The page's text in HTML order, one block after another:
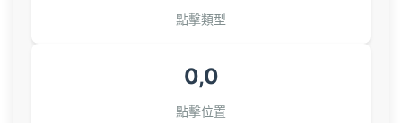
點擊類型
0,0
點擊位置